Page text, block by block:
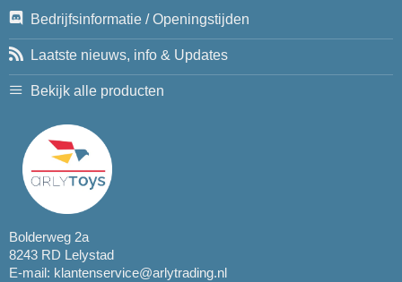
Bedrijfsinformatie / Openingstijden
Laatste nieuws, info & Updates
Bekijk alle producten
Bolderweg 2a
8243 RD Lelystad
E-mail: klantenservice@arlytrading.nl